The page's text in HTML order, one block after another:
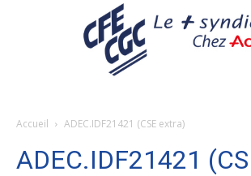
Accueil ADEC.IDF21421 (CSE extra)
ADEC.IDF21421